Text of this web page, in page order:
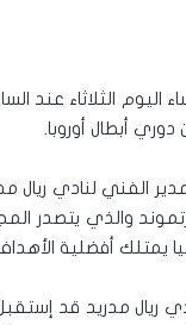
أبطال أوروبا.
يمتلك أفضلية
ريال مدريد قد